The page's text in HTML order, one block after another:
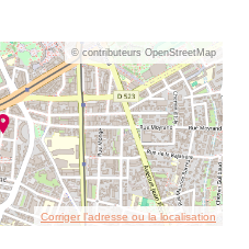
© contributeurs OpenStreetMap
Corriger l’adresse ou la localisation